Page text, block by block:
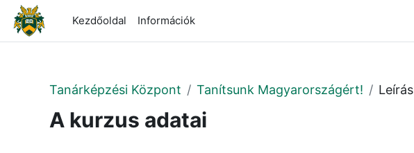
Tovább a fő tartalomhoz
Kezdőoldal
Információk
Tanárképzési Központ Tanítsunk Magyarországért! Leírás
A kurzus adatai